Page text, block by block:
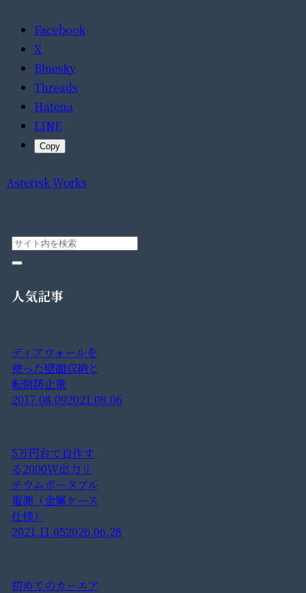
Facebook
X
Bluesky
Threads
Hatena
LINE
Copy
Asterisk Works
人気記事
ディアウォールを
使った壁面収納と
転倒防止策
2017.08.092021.08.06
5万円台で自作す
る2000W出力リ
チウムポータブル
電源（金属ケース
仕様）
2021.11.052026.06.28
初めてのカーエア